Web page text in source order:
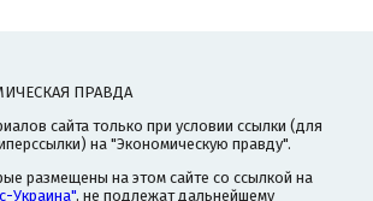
ПРАВДА
сайта только при условии ссылки (для
на "Экономическую правду".
размещены на этом сайте со ссылкой на
Украина", не подлежат дальнейшему